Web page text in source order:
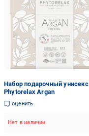
Набор подарочный унисекс
Phytorelax Argan
оценить
Нет в наличии